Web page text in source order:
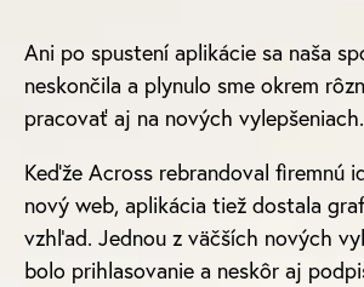
Ani po spustení aplikácie sa naša
neskončila a plynulo sme okrem
pracovať aj na nových vylepšeniach.
Keďže Across rebrandoval firemnú
nový web, aplikácia tiež dostala
vzhľad. Jednou z väčších nových
bolo prihlasovanie a neskôr aj